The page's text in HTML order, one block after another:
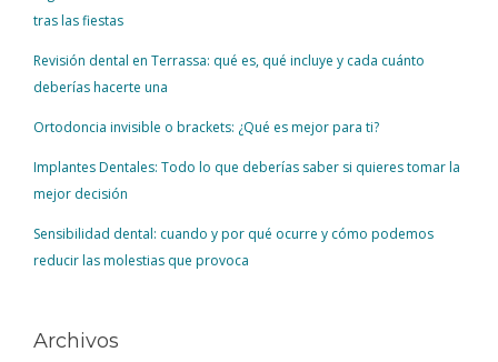
tras las fiestas
Revisión dental en Terrassa: qué es, qué incluye y cada cuánto
deberías hacerte una
Ortodoncia invisible o brackets: ¿Qué es mejor para ti?
Implantes Dentales: Todo lo que deberías saber si quieres tomar la
mejor decisión
Sensibilidad dental: cuando y por qué ocurre y cómo podemos
reducir las molestias que provoca
Archivos